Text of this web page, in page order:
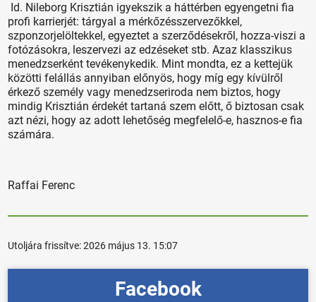
Id. Nileborg Krisztián igyekszik a háttérben egyengetni fia
profi karrierjét: tárgyal a mérkőzésszervezőkkel,
szponzorjelöltekkel, egyeztet a szerződésekről, hozza-viszi a
fotózásokra, leszervezi az edzéseket stb. Azaz klasszikus
menedzserként tevékenykedik. Mint mondta, ez a kettejük
közötti felállás annyiban előnyös, hogy míg egy kívülről
érkező személy vagy menedzseriroda nem biztos, hogy
mindig Krisztián érdekét tartaná szem előtt, ő biztosan csak
azt nézi, hogy az adott lehetőség megfelelő-e, hasznos-e fia
számára.
Raffai Ferenc
Utoljára frissítve:2026 május 13. 15:07
Facebook